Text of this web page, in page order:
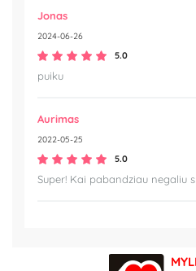
Jonas
2024-06-26
5.0
puiku
Aurimas
2022-05-25
5.0
Super! Kai pabandziau negaliu